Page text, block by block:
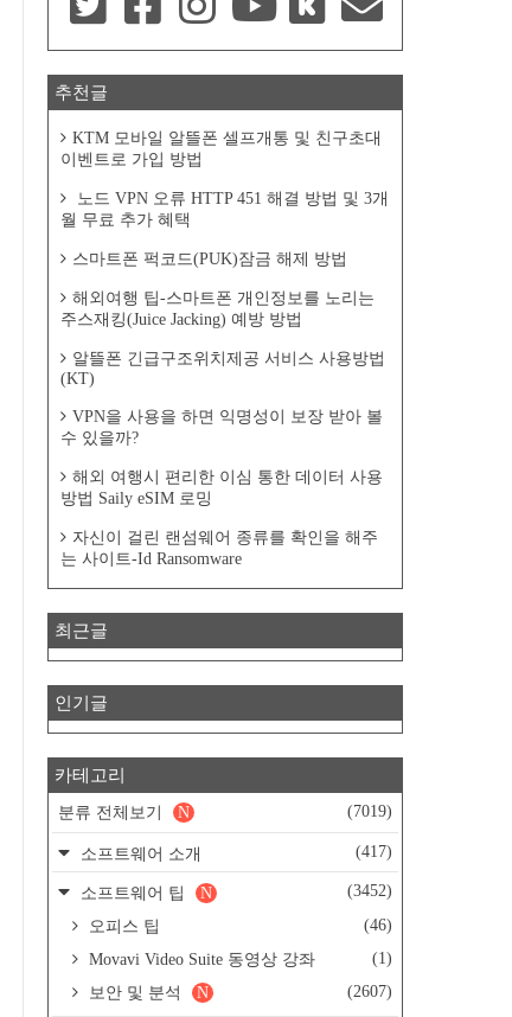
추천글
KTM 모바일 알뜰폰 셀프개통 및 친구초대
이벤트로 가입 방법
노드 VPN 오류 HTTP 451 해결 방법 및 3개
월 무료 추가 혜택
스마트폰 퍽코드(PUK)잠금 해제 방법
해외여행 팁-스마트폰 개인정보를 노리는
주스재킹(Juice Jacking) 예방 방법
알뜰폰 긴급구조위치제공 서비스 사용방법
(KT)
VPN을 사용을 하면 익명성이 보장 받아 볼
수 있을까?
해외 여행시 편리한 이심 통한 데이터 사용
방법 Saily eSIM 로밍
자신이 걸린 랜섬웨어 종류를 확인을 해주
는 사이트-Id Ransomware
최근글
인기글
카테고리
분류 전체보기 (7019)
N
소프트웨어 소개 (417)
소프트웨어 팁 (3452)
N
오피스 팁
(46)
Movavi Video Suite 동영상 강좌
(1)
보안 및 분석
(2607)
N